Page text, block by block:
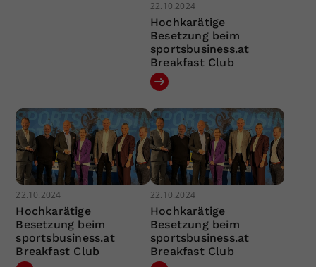
22.10.2024
Hochkarätige
Besetzung beim
sportsbusiness.at
Breakfast Club
22.10.2024
Hochkarätige
Besetzung beim
sportsbusiness.at
Breakfast Club
22.10.2024
Hochkarätige
Besetzung beim
sportsbusiness.at
Breakfast Club